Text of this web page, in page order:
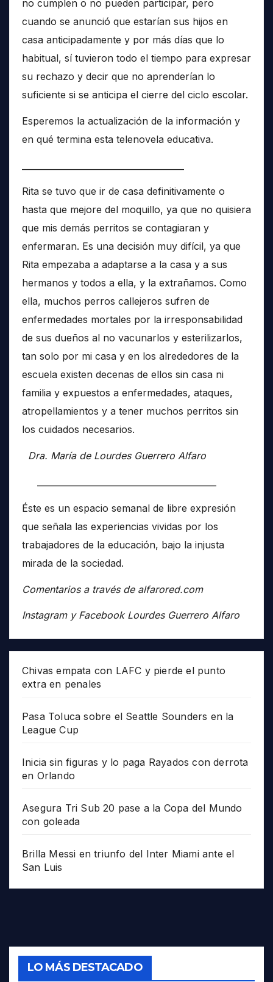
no cumplen o no pueden participar, pero
cuando se anunció que estarían sus hijos en
casa anticipadamente y por más días que lo
habitual, sí tuvieron todo el tiempo para expresar
su rechazo y decir que no aprenderían lo
suficiente si se anticipa el cierre del ciclo escolar.
Esperemos la actualización de la información y
en qué termina esta telenovela educativa.
Rita se tuvo que ir de casa definitivamente o
hasta que mejore del moquillo, ya que no quisiera
que mis demás perritos se contagiaran y
enfermaran. Es una decisión muy difícil, ya que
Rita empezaba a adaptarse a la casa y a sus
hermanos y todos a ella, y la extrañamos. Como
ella, muchos perros callejeros sufren de
enfermedades mortales por la irresponsabilidad
de sus dueños al no vacunarlos y esterilizarlos,
tan solo por mi casa y en los alrededores de la
escuela existen decenas de ellos sin casa ni
familia y expuestos a enfermedades, ataques,
atropellamientos y a tener muchos perritos sin
los cuidados necesarios.
Dra. María de Lourdes Guerrero Alfaro
Éste es un espacio semanal de libre expresión
que señala las experiencias vividas por los
trabajadores de la educación, bajo la injusta
mirada de la sociedad.
Comentarios a través de alfarored.com
Instagram y Facebook Lourdes Guerrero Alfaro
Chivas empata con LAFC y pierde el punto
extra en penales
Pasa Toluca sobre el Seattle Sounders en la
League Cup
Inicia sin figuras y lo paga Rayados con derrota
en Orlando
Asegura Tri Sub 20 pase a la Copa del Mundo
con goleada
Brilla Messi en triunfo del Inter Miami ante el
San Luis
LO MÁS DESTACADO